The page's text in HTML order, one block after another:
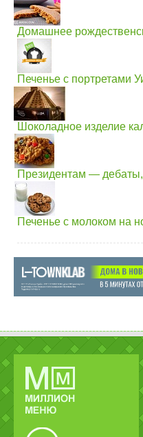
Домашнее
Печенье с портретами
Шоколадное изделие
Президентам —
Печенье с молоком на